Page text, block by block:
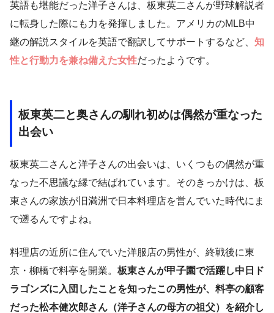
英語も堪能だった洋子さんは、板東英二さんが野球解説者
に転身した際にも力を発揮しました。アメリカのMLB中
継の解説スタイルを英語で翻訳してサポートするなど、 知
性と行動力を兼ね備えた女性だったようです。
板東英二と奥さんの馴れ初めは偶然が重なった
出会い
板東英二さんと洋子さんの出会いは、いくつもの偶然が重
なった不思議な縁で結ばれています。そのきっかけは、板
東さんの家族が旧満洲で日本料理店を営んでいた時代にま
で遡るんですよね。
料理店の近所に住んでいた洋服店の男性が、終戦後に東
京・柳橋で料亭を開業。 板東さんが甲子園で活躍し中日ド
ラゴンズに入団したことを知ったこの男性が、料亭の顧客
だった松本健次郎さん（洋子さんの母方の祖父）を紹介し